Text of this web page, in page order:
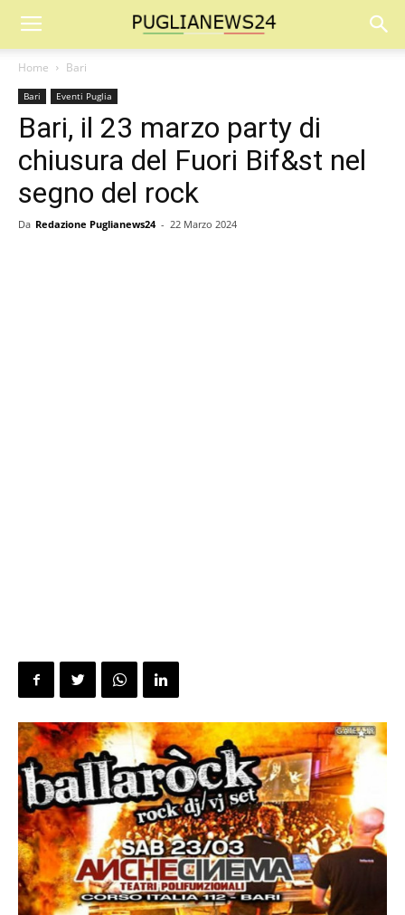
Home Bari
Bari Eventi Puglia
Bari, il 23 marzo party di
chiusura del Fuori Bif&st nel
segno del rock
Da Redazione Puglianews24 - 22 Marzo 2024